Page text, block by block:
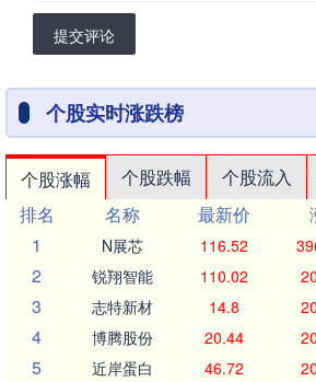
提交评论
个股实时涨跌榜
个股涨幅 个股跌幅 个股流入
排名
名称 最新价
1
N展芯 116.52
2 锐翔智能 110.02
3 志特新材 14.8
4 博腾股份 20.44
5 近岸蛋白 46.72